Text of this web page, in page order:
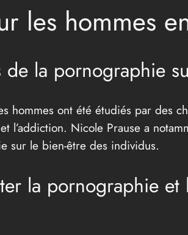
les hommes
la pornographie
hommes ont été étudiés par des
l’addiction. Nicole Prause a
sur le bien-être des individus.
la pornographie